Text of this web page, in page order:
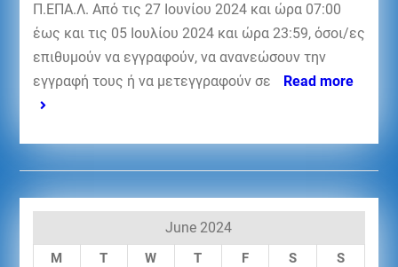
Π.ΕΠΑ.Λ. Από τις 27 Ιουνίου 2024 και ώρα 07:00
έως και τις 05 Ιουλίου 2024 και ώρα 23:59, όσοι/ες
επιθυμούν να εγγραφούν, να ανανεώσουν την
εγγραφή τους ή να μετεγγραφούν σε
Read more
June 2024
M T W T F S
S